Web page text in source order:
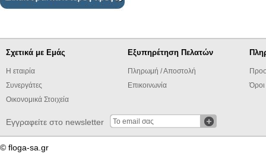
Σχετικά με Εμάς
Η εταιρία
Συνεργάτες
Οικονομικά Στοιχεία
Εξυπηρέτηση Πελατών
Πληρωμή / Αποστολή
Επικοινωνία
Εγγραφείτε στο newsletter
© floga-sa.gr